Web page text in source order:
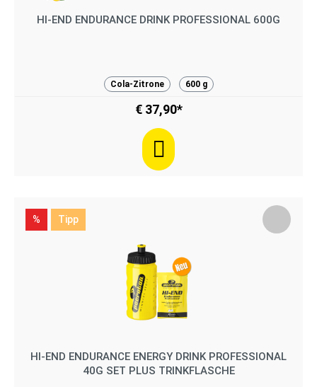
HI-END ENDURANCE DRINK PROFESSIONAL 600G
Cola-Zitrone 600 g
€ 37,90*
% Tipp
HI-END ENDURANCE ENERGY DRINK PROFESSIONAL
40G SET PLUS TRINKFLASCHE